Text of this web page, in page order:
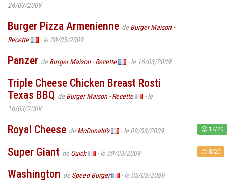
24/03/2009
Burger Pizza Armenienne de Burger Maison -
Recette
- le 20/03/2009
Panzer de Burger Maison - Recette - le 16/03/2009
Triple Cheese Chicken Breast Rosti
Texas BBQ de Burger Maison - Recette
- le
10/03/2009
Royal Cheese de McDonald's - le 09/03/2009 17/20
Super Giant de Quick - le 09/03/2009 8/20
Washington de Speed Burger - le 05/03/2009